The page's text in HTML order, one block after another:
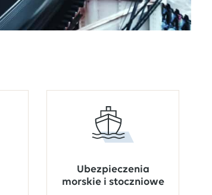
Ubezpieczenia
morskie i stoczniowe